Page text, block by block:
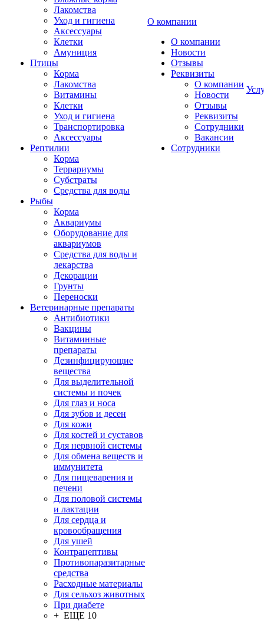
Лакомства
Уход и гигиена
Аксессуары
Клетки
Амуниция
Птицы
Корма
Лакомства
Витамины
Клетки
Уход и гигиена
Транспортировка
Аксессуары
Рептилии
Корма
Террариумы
Субстраты
Средства для воды
Рыбы
Корма
Аквариумы
Оборудование для
аквариумов
Средства для воды и
лекарства
Декорации
Грунты
Переноски
Ветеринарные препараты
Антибиотики
Вакцины
Витаминные
препараты
Дезинфицирующие
вещества
Для выделительной
системы и почек
Для глаз и носа
Для зубов и десен
Для кожи
Для костей и суставов
Для нервной системы
Для обмена веществ и
иммунитета
Для пищеварения и
печени
Для половой системы
и лактации
Для сердца и
кровообращения
Для ушей
Контрацептивы
Противопаразитарные
средства
Расходные материалы
Для сельхоз животных
При диабете
+ ЕЩЕ 10
О компании
О компании
Новости
Отзывы
Реквизиты
О компании
Новости
Отзывы
Реквизиты
Сотрудники
Вакансии
Сотрудники